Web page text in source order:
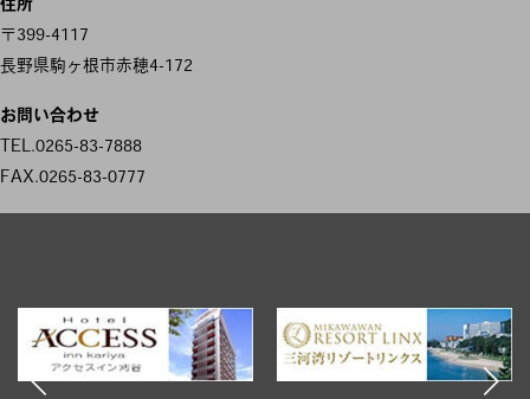
稿
ナ
ビ
ゲ
ー
ン
住所
〒399-4117
長野県駒ヶ根市赤穂4-172
お問い合わせ
TEL.0265-83-7888
FAX.0265-83-0777